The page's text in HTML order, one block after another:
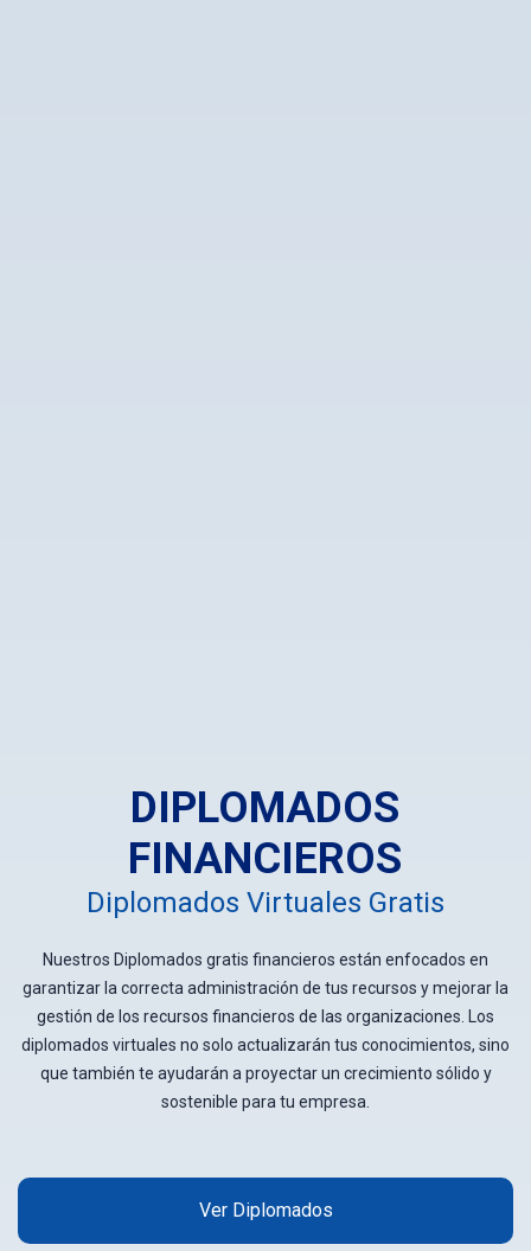
DIPLOMADOS
FINANCIEROS
Diplomados Virtuales Gratis
Nuestros Diplomados gratis financieros están enfocados en
garantizar la correcta administración de tus recursos y mejorar la
gestión de los recursos financieros de las organizaciones. Los
diplomados virtuales no solo actualizarán tus conocimientos, sino
que también te ayudarán a proyectar un crecimiento sólido y
sostenible para tu empresa.
Ver Diplomados